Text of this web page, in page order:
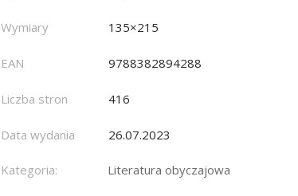
Wymiary 135×215
EAN 9788382894288
Liczba stron 416
Data wydania 26.07.2023
Kategoria: Literatura obyczajowa